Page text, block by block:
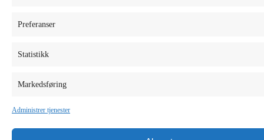
Preferanser
Statistikk
Markedsføring
Administrer tjenester